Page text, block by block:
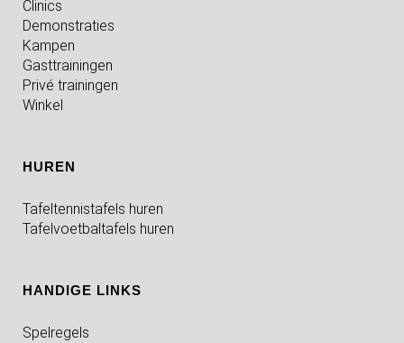
Clinics
Demonstraties
Kampen
Gasttrainingen
Privé trainingen
Winkel
HUREN
Tafeltennistafels huren
Tafelvoetbaltafels huren
HANDIGE LINKS
Spelregels